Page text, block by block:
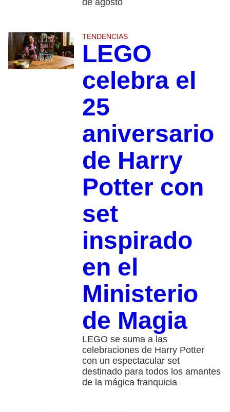
de agosto
TENDENCIAS
LEGO
celebra el
25
aniversario
de Harry
Potter con
set
inspirado
en el
Ministerio
de Magia
LEGO se suma a las
celebraciones de Harry Potter
con un espectacular set
destinado para todos los amantes
de la mágica franquicia